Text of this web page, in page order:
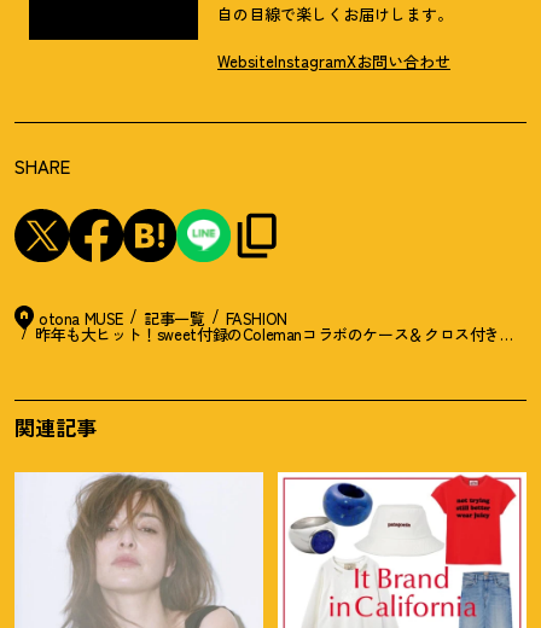
自の目線で楽しくお届けします。
WebsiteInstagramXお問い合わせ
SHARE
otona MUSE 記事一覧 FASHION
昨年も大ヒット ！ sweet付録のColemanコラボのケース＆クロス付き調光
関連記事